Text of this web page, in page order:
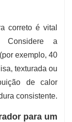
correto é vital
Considere a
exemplo, 40
texturada ou
de calor
consistente.
para um